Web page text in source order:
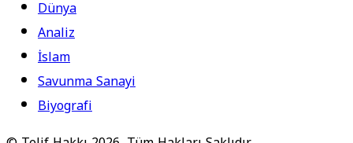
Dünya
Analiz
İslam
Savunma Sanayi
Biyografi